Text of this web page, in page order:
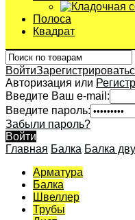
Полоса
Квадрат
Войти
Авторизация или
Введите Ваш e-mail:
Введите пароль:
Забыли пароль?
Войти
Главная Балка Балка
Арматура
Балка
Швеллер
Трубы